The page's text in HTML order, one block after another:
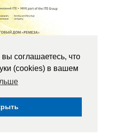
соглашаетесь, что
(cookies) в вашем